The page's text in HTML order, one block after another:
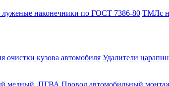
наконечники по ГОСТ 7386-80 ТМЛс
очистки кузова автомобиля Удалители
медный, ПГВА Провод автомобильный